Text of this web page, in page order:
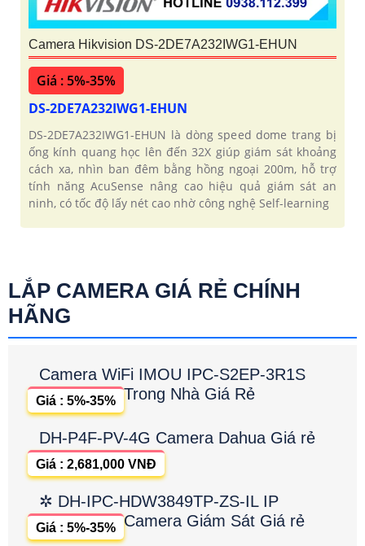
Camera Hikvision DS-2DE7A232IWG1-EHUN
Giá : 5%-35%
DS-2DE7A232IWG1-EHUN
DS-2DE7A232IWG1-EHUN là dòng speed dome trang bị
ống kính quang học lên đến 32X giúp giám sát khoảng
cách xa, nhìn ban đêm bằng hồng ngoại 200m, hỗ trợ
tính năng AcuSense nâng cao hiệu quả giám sát an
ninh, có tốc độ lấy nét cao nhờ công nghệ Self-learning
LẮP CAMERA GIÁ RẺ CHÍNH
HÃNG
Camera WiFi IMOU IPC-S2EP-3R1S
Trong Nhà Giá Rẻ
Giá : 5%-35%
DH-P4F-PV-4G Camera Dahua Giá rẻ
Giá : 2,681,000 VNĐ
✲ DH-IPC-HDW3849TP-ZS-IL IP
Camera Giám Sát Giá rẻ
Giá : 5%-35%